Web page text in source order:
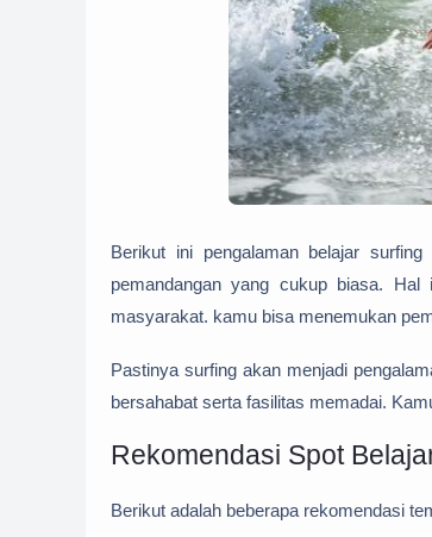
Berikut ini pengalaman belajar
pemandangan yang cukup biasa.
masyarakat. kamu bisa menemukan
Pastinya surfing akan menjadi
bersahabat serta fasilitas memadai.
Rekomendasi Spot
Berikut adalah beberapa rekomendasi